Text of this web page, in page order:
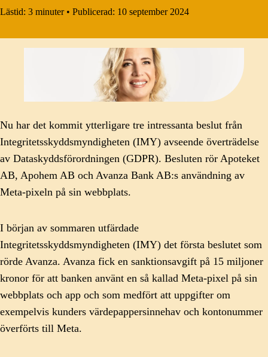
Lästid: 3 minuter • Publicerad: 10 september 2024
Nu har det kommit ytterligare tre intressanta beslut från
Integritetsskyddsmyndigheten (IMY) avseende överträdelse
av Dataskyddsförordningen (GDPR). Besluten rör Apoteket
AB, Apohem AB och Avanza Bank AB:s användning av
Meta-pixeln på sin webbplats.
I början av sommaren utfärdade
Integritetsskyddsmyndigheten (IMY) det första beslutet som
rörde Avanza. Avanza fick en sanktionsavgift på 15 miljoner
kronor för att banken använt en så kallad Meta-pixel på sin
webbplats och app och som medfört att uppgifter om
exempelvis kunders värdepappersinnehav och kontonummer
överförts till Meta.